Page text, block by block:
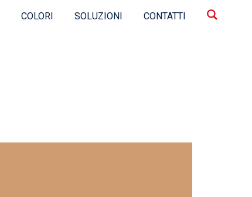
COLORI SOLUZIONI CONTATTI